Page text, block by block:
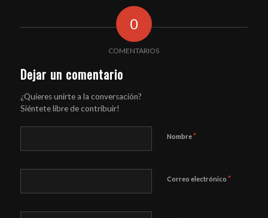
0
COMENTARIOS
Dejar un comentario
¿Quieres unirte a la conversación?
Siéntete libre de contribuir!
Nombre*
Correo electrónico *